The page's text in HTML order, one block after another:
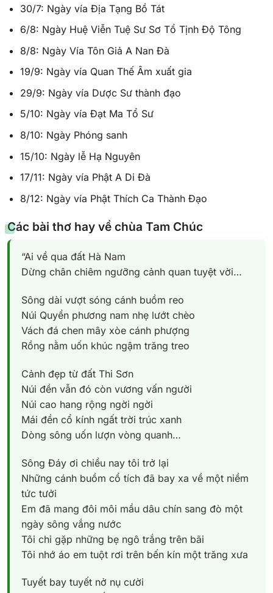
30/7: Ngày vía Địa Tạng Bồ Tát
6/8: Ngày Huệ Viễn Tuệ Sư Sơ Tổ Tịnh Độ Tông
8/8: Ngày Vía Tôn Giả A Nan Đà
19/9: Ngày vía Quan Thế Âm xuất gia
29/9: Ngày vía Dược Sư thành đạo
5/10: Ngày vía Đạt Ma Tổ Sư
8/10: Ngày Phóng sanh
15/10: Ngày lễ Hạ Nguyên
17/11: Ngày vía Phật A Di Đà
8/12: Ngày vía Phật Thích Ca Thành Đạo
Các bài thơ hay về chùa Tam Chúc
“Ai về qua đất Hà Nam
Dừng chân chiêm ngưỡng cảnh quan tuyệt vời…
Sông dài vượt sóng cánh buồm reo
Núi Quyển phương nam nhẹ lướt chèo
Vách đá chen mây xòe cánh phượng
Rồng nằm uốn khúc ngậm trăng treo
Cảnh đẹp từ đất Thi Sơn
Núi đền vẫn đó còn vương vấn người
Núi cao hang rộng ngời ngời
Mái đền cổ kính ngất trời trúc xanh
Dòng sông uốn lượn vòng quanh…
Sông Đáy ơi chiều nay tôi trở lại
Những cánh buồm cổ tích đã bay xa về một niềm
tức tưởi
Em đã mang đôi môi mầu dâu chín sang đò một
ngày sông vắng nước
Tôi chỉ gặp những bẹ ngô trắng trên bãi
Tôi nhớ áo em tuột rơi trên bến kín một trăng xưa
Tuyết bay tuyết nở nụ cười